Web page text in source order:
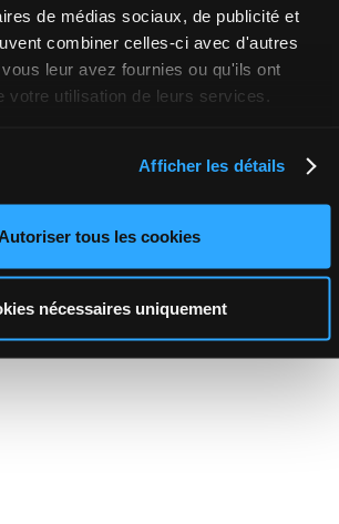
de médias sociaux, de publicité et
combiner celles-ci avec d'autres
leur avez fournies ou qu'ils ont
votre utilisation de leurs services.
Afficher les détails
Autoriser tous les cookies
nécessaires uniquement